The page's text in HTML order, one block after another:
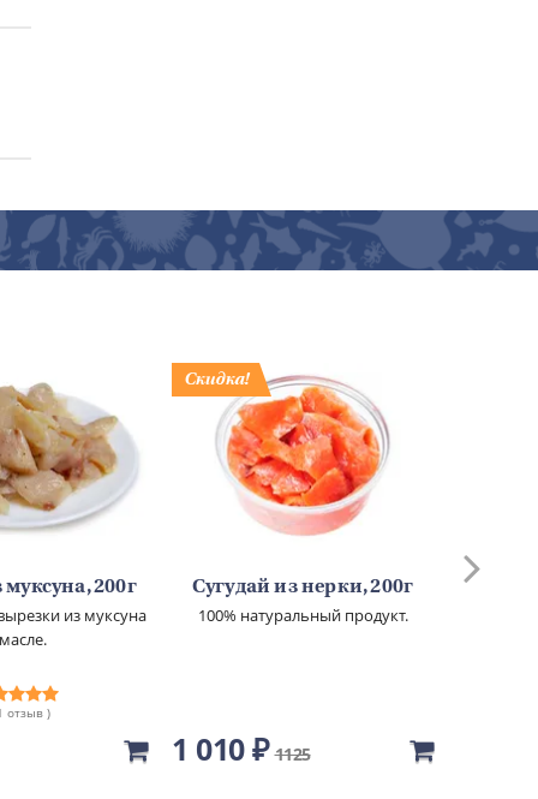
муксуна, 200г
из муксуна
отзыв )
Сугудай из нерки, 200г
100% натуральный продукт.
1 010 ₽ 1125